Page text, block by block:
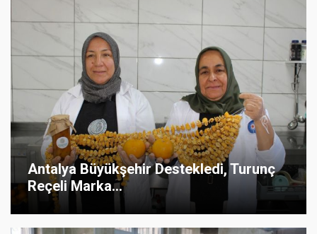
Antalya Büyükşehir Destekledi, Turunç
Reçeli Marka...